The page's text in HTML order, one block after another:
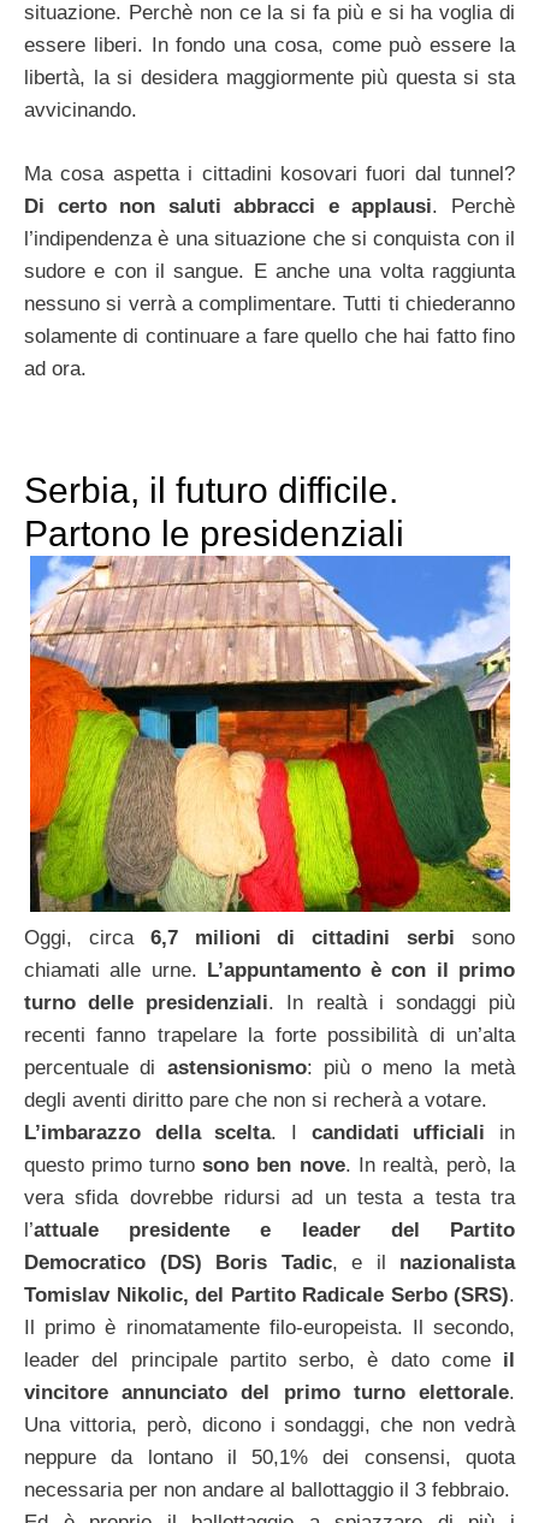
situazione. Perchè non ce la si fa più e si ha voglia di
essere liberi. In fondo una cosa, come può essere la
libertà, la si desidera maggiormente più questa si sta
avvicinando.
Ma cosa aspetta i cittadini kosovari fuori dal tunnel?
Di certo non saluti abbracci e applausi. Perchè
l’indipendenza è una situazione che si conquista con il
sudore e con il sangue. E anche una volta raggiunta
nessuno si verrà a complimentare. Tutti ti chiederanno
solamente di continuare a fare quello che hai fatto fino
ad ora.
Serbia, il futuro difficile.
Partono le presidenziali
Oggi, circa 6,7 milioni di cittadini serbisono
chiamati alle urne. L’appuntamento è con il primo
turno delle presidenziali. In realtà i sondaggi più
recenti fanno trapelare la forte possibilità di un’alta
percentuale di astensionismo: più o meno la metà
degli aventi diritto pare che non si recherà a votare.
L’imbarazzo della scelta. I candidati ufficiali in
questo primo turnosono ben nove. In realtà, però, la
vera sfida dovrebbe ridursi ad un testa a testa tra
l’attuale presidente e leader del Partito
Democratico (DS) Boris Tadic, e il nazionalista
Tomislav Nikolic, del Partito Radicale Serbo (SRS).
Il primo è rinomatamente filo-europeista. Il secondo,
leader del principale partito serbo, è dato come il
vincitore annunciato del primo turno elettorale.
Una vittoria, però, dicono i sondaggi, che non vedrà
neppure da lontano il 50,1% dei consensi, quota
necessaria per non andare al ballottaggio il 3 febbraio.